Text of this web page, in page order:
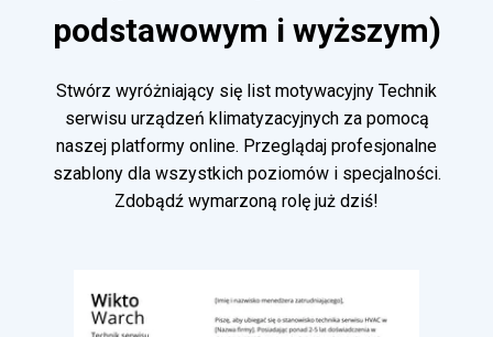
podstawowym i wyższym)
Stwórz wyróżniający się list motywacyjny Technik
serwisu urządzeń klimatyzacyjnych za pomocą
naszej platformy online. Przeglądaj profesjonalne
szablony dla wszystkich poziomów i specjalności.
Zdobądź wymarzoną rolę już dziś!